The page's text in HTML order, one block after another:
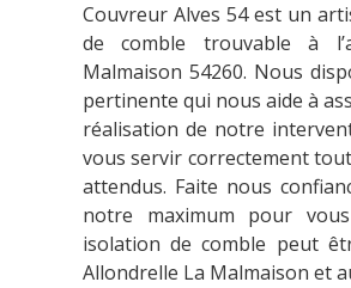
Couvreur Alves 54 est un
de comble trouvable à
Malmaison 54260. Nous
pertinente qui nous aide à
réalisation de notre
vous servir correctement
attendus. Faite nous
notre maximum pour
isolation de comble peut
Allondrelle La Malmaison et